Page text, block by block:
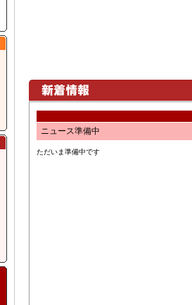
ニュース準備中
ただいま準備中です